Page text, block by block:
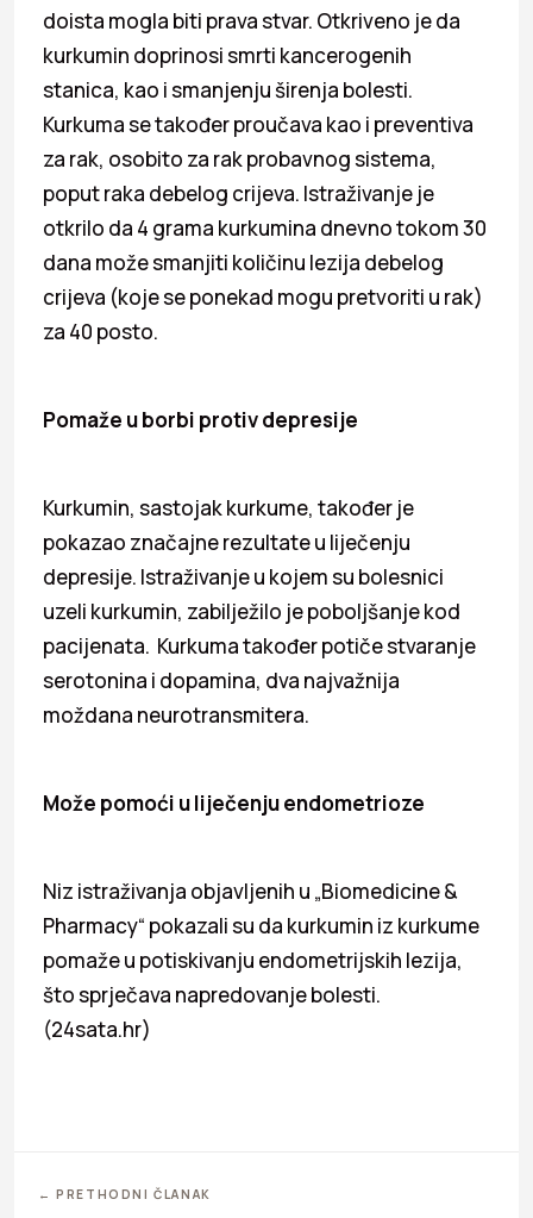
doista mogla biti prava stvar. Otkriveno je da
kurkumin doprinosi smrti kancerogenih
stanica, kao i smanjenju širenja bolesti.
Kurkuma se također proučava kao i preventiva
za rak, osobito za rak probavnog sistema,
poput raka debelog crijeva. Istraživanje je
otkrilo da 4 grama kurkumina dnevno tokom 30
dana može smanjiti količinu lezija debelog
crijeva (koje se ponekad mogu pretvoriti u rak)
za 40 posto.
Pomaže u borbi protiv depresije
Kurkumin, sastojak kurkume, također je
pokazao značajne rezultate u liječenju
depresije. Istraživanje u kojem su bolesnici
uzeli kurkumin, zabilježilo je poboljšanje kod
pacijenata. Kurkuma također potiče stvaranje
serotonina i dopamina, dva najvažnija
moždana neurotransmitera.
Može pomoći u liječenju endometrioze
Niz istraživanja objavljenih u „Biomedicine &
Pharmacy“ pokazali su da kurkumin iz kurkume
pomaže u potiskivanju endometrijskih lezija,
što sprječava napredovanje bolesti.
(24sata.hr)
← PRETHODNI ČLANAK